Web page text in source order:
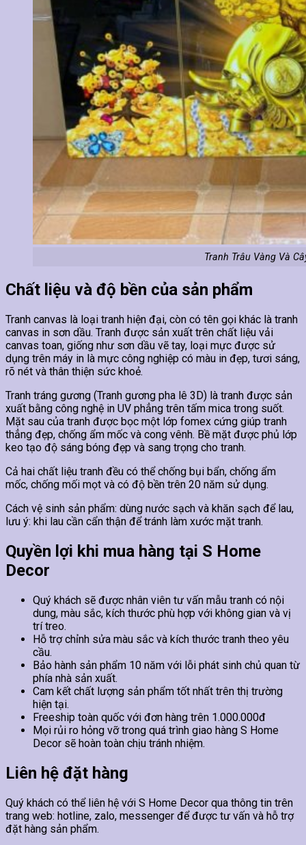
Tranh Trâu Vàng Và
Chất liệu và độ bền của sản phẩm
Tranh canvas là loại tranh hiện đại, còn có tên gọi khác là tranh
canvas in sơn dầu. Tranh được sản xuất trên chất liệu vải
canvas toan, giống như sơn dầu vẽ tay, loại mực được sử
dụng trên máy in là mực công nghiệp có màu in đẹp, tươi sáng,
rõ nét và thân thiện sức khoẻ.
Tranh tráng gương (Tranh gương pha lê 3D) là tranh được sản
xuất bằng công nghệ in UV phẳng trên tấm mica trong suốt.
Mặt sau của tranh được bọc một lớp fomex cứng giúp tranh
thẳng đẹp, chống ẩm mốc và cong vênh. Bề mặt được phủ lớp
keo tạo độ sáng bóng đẹp và sang trọng cho tranh.
Cả hai chất liệu tranh đều có thể chống bụi bẩn, chống ẩm
mốc, chống mối mọt và có độ bền trên 20 năm sử dụng.
Cách vệ sinh sản phẩm: dùng nước sạch và khăn sạch để lau,
lưu ý: khi lau cần cẩn thận để tránh làm xước mặt tranh.
Quyền lợi khi mua hàng tại S Home
Decor
Quý khách sẽ được nhân viên tư vấn mẫu tranh có nội
dung, màu sắc, kích thước phù hợp với không gian và vị
trí treo.
Hỗ trợ chỉnh sửa màu sắc và kích thước tranh theo yêu
cầu.
Bảo hành sản phẩm 10 năm với lỗi phát sinh chủ quan từ
phía nhà sản xuất.
Cam kết chất lượng sản phẩm tốt nhất trên thị trường
hiện tại.
Freeship toàn quốc với đơn hàng trên 1.000.000đ
Mọi rủi ro hỏng vỡ trong quá trình giao hàng S Home
Decor sẽ hoàn toàn chịu tránh nhiệm.
Liên hệ đặt hàng
Quý khách có thể liên hệ với S Home Decor qua thông tin trên
trang web: hotline, zalo, messenger để được tư vấn và hỗ trợ
đặt hàng sản phẩm.